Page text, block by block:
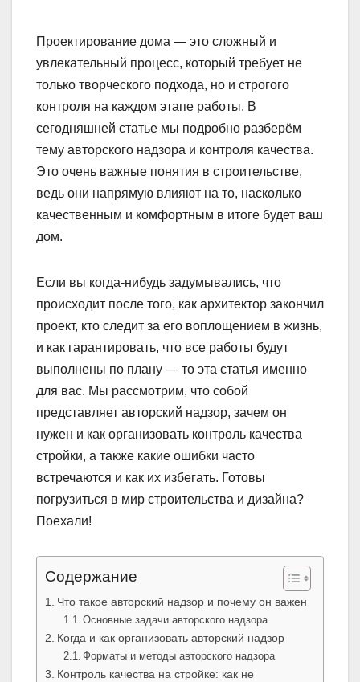
Проектирование дома — это сложный и
увлекательный процесс, который требует не
только творческого подхода, но и строгого
контроля на каждом этапе работы. В
сегодняшней статье мы подробно разберём
тему авторского надзора и контроля качества.
Это очень важные понятия в строительстве,
ведь они напрямую влияют на то, насколько
качественным и комфортным в итоге будет ваш
дом.
Если вы когда-нибудь задумывались, что
происходит после того, как архитектор закончил
проект, кто следит за его воплощением в жизнь,
и как гарантировать, что все работы будут
выполнены по плану — то эта статья именно
для вас. Мы рассмотрим, что собой
представляет авторский надзор, зачем он
нужен и как организовать контроль качества
стройки, а также какие ошибки часто
встречаются и как их избегать. Готовы
погрузиться в мир строительства и дизайна?
Поехали!
Содержание
Что такое авторский надзор и почему он важен
Основные задачи авторского надзора
Когда и как организовать авторский надзор
Форматы и методы авторского надзора
Контроль качества на стройке: как не